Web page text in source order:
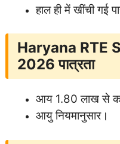
हाल ही में खींची गई
Haryana RTE
2026पात्रता
आय 1.80 लाख से
आयु नियमानुसार।